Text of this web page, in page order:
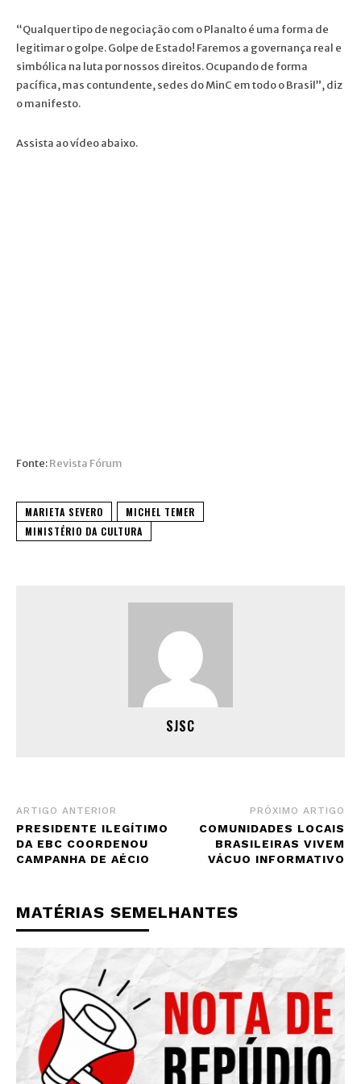
“Qualquer tipo de negociação com o Planalto é uma forma de
legitimar o golpe. Golpe de Estado! Faremos a governança real e
simbólica na luta por nossos direitos. Ocupando de forma
pacífica, mas contundente, sedes do MinC em todo o Brasil”, diz
o manifesto.
Assista ao vídeo abaixo.
Fonte:Revista Fórum
MARIETA SEVERO
MICHEL TEMER
MINISTÉRIO DA CULTURA
SJSC
ARTIGO ANTERIOR
PRESIDENTE ILEGÍTIMO
DA EBC COORDENOU
CAMPANHA DE AÉCIO
PRÓXIMO ARTIGO
COMUNIDADES LOCAIS
BRASILEIRAS VIVEM
VÁCUO INFORMATIVO
MATÉRIAS SEMELHANTES